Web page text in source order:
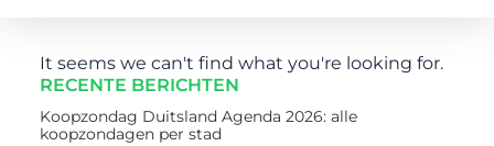
RECENTE BERICHTEN
Koopzondag Duitsland Agenda 2026: alle
koopzondagen per stad
It seems we can't find what you're looking for.